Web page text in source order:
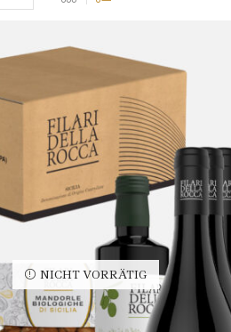
NICHT VORRÄTIG